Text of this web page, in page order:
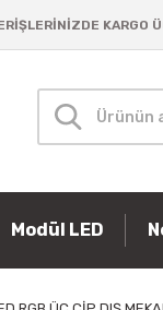
KARGO
Modül LED